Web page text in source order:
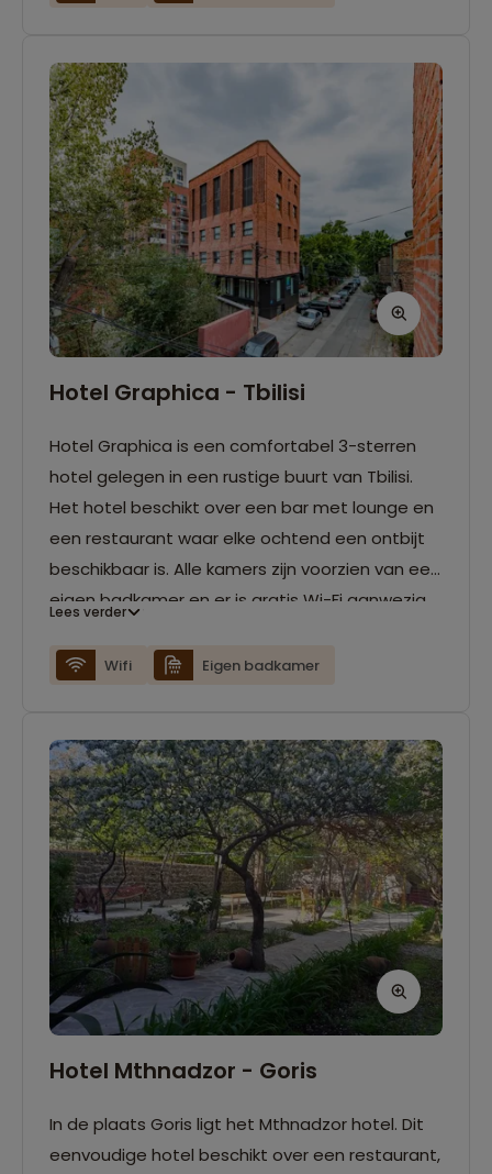
Hotel Graphica - Tbilisi
Hotel Graphica is een comfortabel 3-sterren
hotel gelegen in een rustige buurt van Tbilisi.
Het hotel beschikt over een bar met lounge en
een restaurant waar elke ochtend een ontbijt
beschikbaar is. Alle kamers zijn voorzien van een
eigen badkamer en er is gratis Wi-Fi aanwezig
Lees verder
Wifi Eigen badkamer
Hotel Mthnadzor - Goris
In de plaats Goris ligt het Mthnadzor hotel. Dit
eenvoudige hotel beschikt over een restaurant,